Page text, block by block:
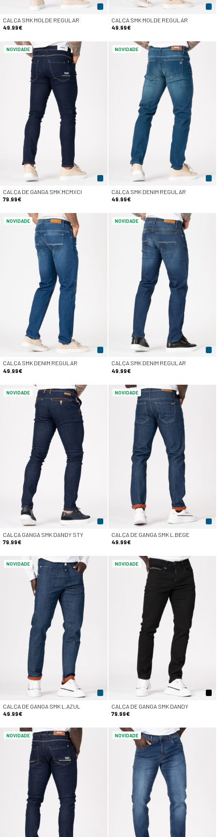
CALÇA SMK MOLDE REGULAR
49.99€
CALÇA SMK MOLDE REGULAR
49.99€
NOVIDADE
CALÇA DE GANGA SMK MCMXCI
79.99€
NOVIDADE
CALÇA SMK DENIM REGULAR
49.99€
NOVIDADE
CALÇA SMK DENIM REGULAR
49.99€
NOVIDADE
CALÇA SMK DENIM REGULAR
49.99€
NOVIDADE
CALÇA GANGA SMK DANDY STY
79.99€
NOVIDADE
CALÇA DE GANGA SMK L.BEGE
49.99€
NOVIDADE
CALÇA DE GANGA SMK L.AZUL
49.99€
NOVIDADE
CALÇA DE GANGA SMK DANDY
79.99€
NOVIDADE NOVIDADE